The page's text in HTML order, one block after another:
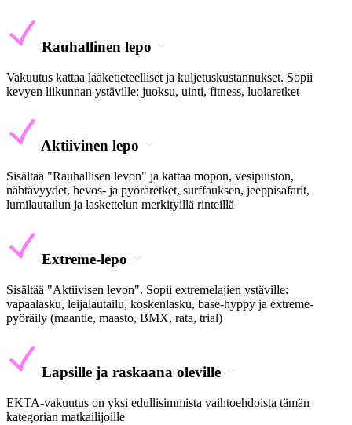
Rauhallinen lepo
Vakuutus kattaa lääketieteelliset ja kuljetuskustannukset. Sopii
kevyen liikunnan ystäville: juoksu, uinti, fitness, luolaretket
Aktiivinen lepo
Sisältää "Rauhallisen levon" ja kattaa mopon, vesipuiston,
nähtävyydet, hevos- ja pyöräretket, surffauksen, jeeppisafarit,
lumilautailun ja laskettelun merkityillä rinteillä
Extreme-lepo
Sisältää "Aktiivisen levon". Sopii extremelajien ystäville:
vapaalasku, leijalautailu, koskenlasku, base-hyppy ja extreme-
pyöräily (maantie, maasto, BMX, rata, trial)
Lapsille ja raskaana oleville
EKTA-vakuutus on yksi edullisimmista vaihtoehdoista tämän
kategorian matkailijoille